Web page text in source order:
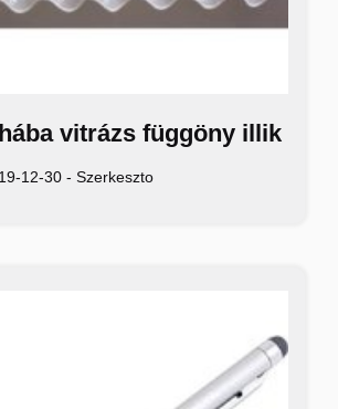
vitrázs függöny illik
12-30 - Szerkeszto